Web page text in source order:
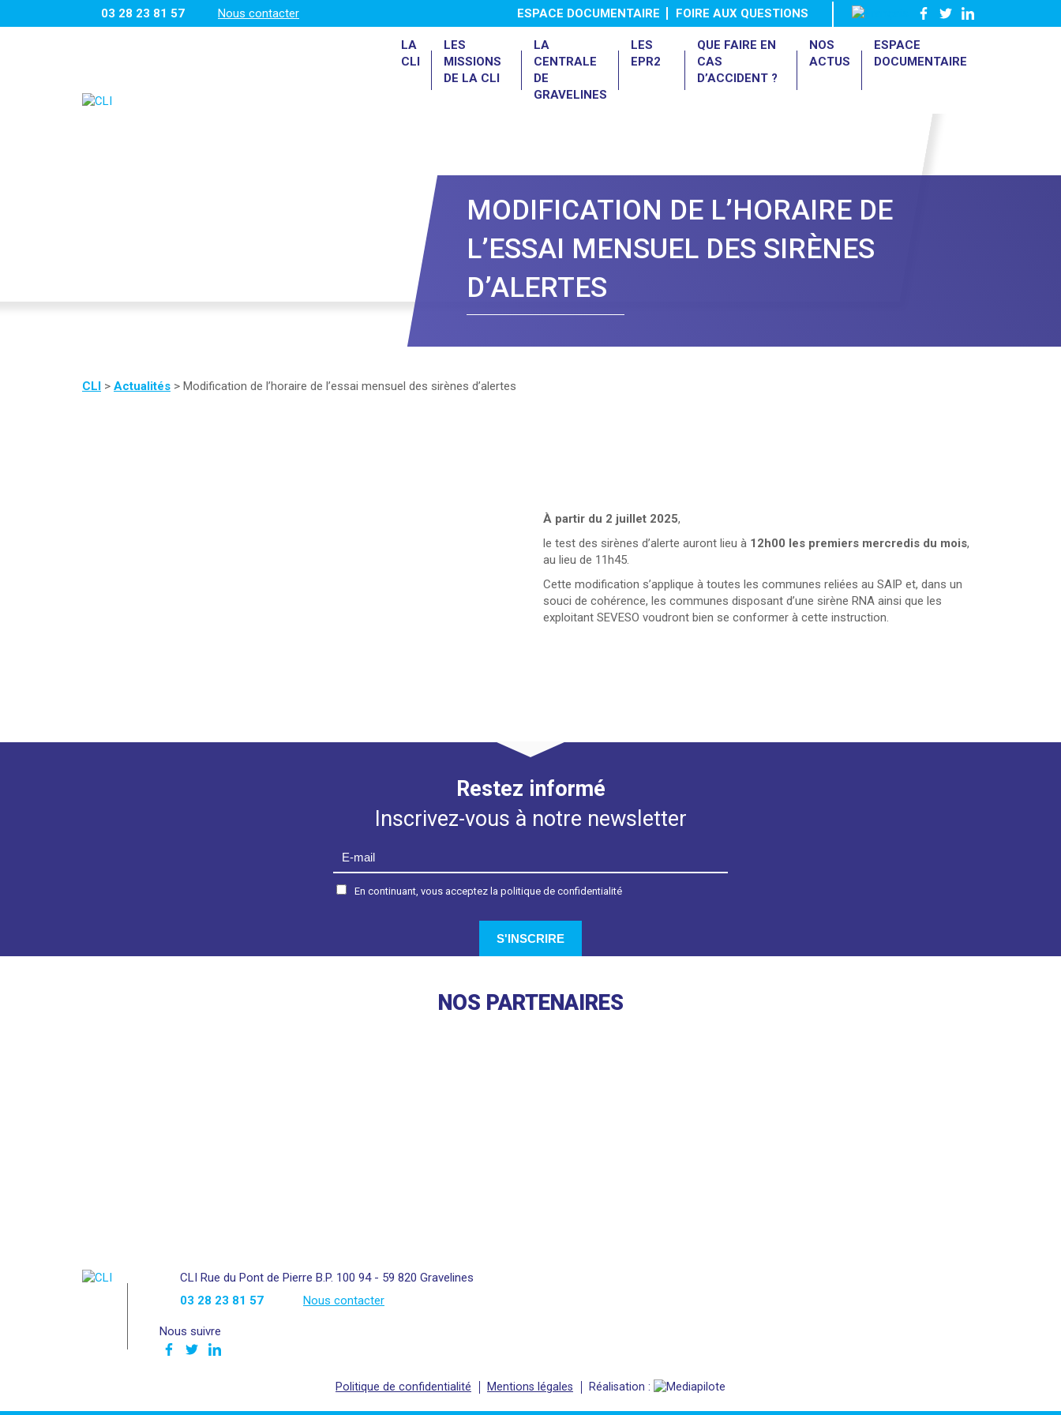
03 28 23 81 57 Nous contacter ESPACE DOCUMENTAIRE FOIRE AUX QUESTIONS
LA
CLI
LES
MISSIONS
DE LA CLI
LA
CENTRALE
DE
GRAVELINES
LES
EPR2
QUE FAIRE EN
CAS
D’ACCIDENT ?
NOS
ACTUS
ESPACE
DOCUMENTAIRE
MODIFICATION DE L’HORAIRE DE
L’ESSAI MENSUEL DES SIRÈNES
D’ALERTES
CLI > Actualités > Modification de l’horaire de l’essai mensuel des sirènes d’alertes
À partir du 2 juillet 2025,
le test des sirènes d’alerte auront lieu à 12h00 les premiers mercredis du mois,
au lieu de 11h45.
Cette modification s’applique à toutes les communes reliées au SAIP et, dans un
souci de cohérence, les communes disposant d’une sirène RNA ainsi que les
exploitant SEVESO voudront bien se conformer à cette instruction.
Restez informé
Inscrivez-vous à notre newsletter
En continuant, vous acceptez la politique de confidentialité
NOS PARTENAIRES
CLI Rue du Pont de Pierre B.P. 100 94 - 59 820 Gravelines
03 28 23 81 57
Nous contacter
Nous suivre
Politique de confidentialité Mentions légales Réalisation :